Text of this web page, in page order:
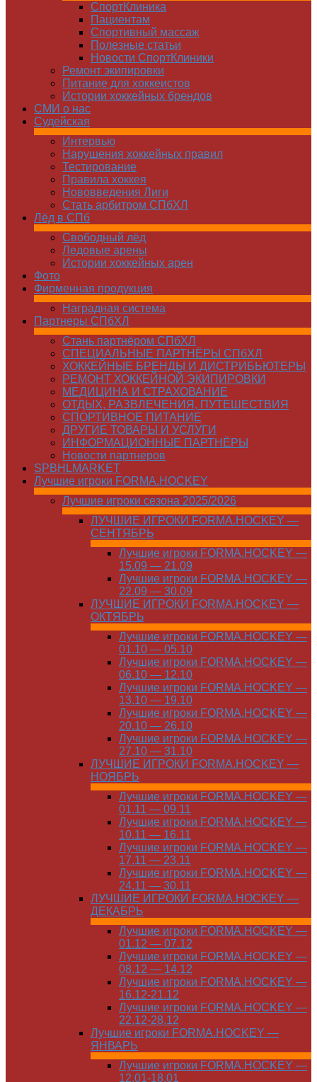
СпортКлиника
Пациентам
Спортивный массаж
Полезные статьи
Новости СпортКлиники
Ремонт экипировки
Питание для хоккеистов
Истории хоккейных брендов
СМИ о нас
Судейская
Интервью
Нарушения хоккейных правил
Тестирование
Правила хоккея
Нововведения Лиги
Стать арбитром СПбХЛ
Лёд в СПб
Свободный лёд
Ледовые арены
Истории хоккейных арен
Фото
Фирменная продукция
Наградная система
Партнеры СПбХЛ
Стань партнёром СПбХЛ
СПЕЦИАЛЬНЫЕ ПАРТНЁРЫ СПбХЛ
ХОККЕЙНЫЕ БРЕНДЫ И ДИСТРИБЬЮТЕРЫ
РЕМОНТ ХОККЕЙНОЙ ЭКИПИРОВКИ
МЕДИЦИНА И СТРАХОВАНИЕ
ОТДЫХ, РАЗВЛЕЧЕНИЯ, ПУТЕШЕСТВИЯ
СПОРТИВНОЕ ПИТАНИЕ
ДРУГИЕ ТОВАРЫ И УСЛУГИ
ИНФОРМАЦИОННЫЕ ПАРТНЁРЫ
Новости партнеров
SPBHLMARKET
Лучшие игроки FORMA.HOCKEY
Лучшие игроки сезона 2025/2026
ЛУЧШИЕ ИГРОКИ FORMA.HOCKEY —
СЕНТЯБРЬ
Лучшие игроки FORMA.HOCKEY —
15.09 — 21.09
Лучшие игроки FORMA.HOCKEY —
22.09 — 30.09
ЛУЧШИЕ ИГРОКИ FORMA.HOCKEY —
ОКТЯБРЬ
Лучшие игроки FORMA.HOCKEY —
01.10 — 05.10
Лучшие игроки FORMA.HOCKEY —
06.10 — 12.10
Лучшие игроки FORMA.HOCKEY —
13.10 — 19.10
Лучшие игроки FORMA.HOCKEY —
20.10 — 26.10
Лучшие игроки FORMA.HOCKEY —
27.10 — 31.10
ЛУЧШИЕ ИГРОКИ FORMA.HOCKEY —
НОЯБРЬ
Лучшие игроки FORMA.HOCKEY —
01.11 — 09.11
Лучшие игроки FORMA.HOCKEY —
10.11 — 16.11
Лучшие игроки FORMA.HOCKEY —
17.11 — 23.11
Лучшие игроки FORMA.HOCKEY —
24.11 — 30.11
ЛУЧШИЕ ИГРОКИ FORMA.HOCKEY —
ДЕКАБРЬ
Лучшие игроки FORMA.HOCKEY —
01.12 — 07.12
Лучшие игроки FORMA.HOCKEY —
08.12 — 14.12
Лучшие игроки FORMA.HOCKEY —
16.12-21.12
Лучшие игроки FORMA.HOCKEY —
22.12-28.12
Лучшие игроки FORMA.HOCKEY —
ЯНВАРЬ
Лучшие игроки FORMA.HOCKEY —
12.01-18.01